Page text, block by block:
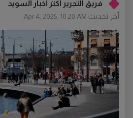
فريق التجرير أكتر أخبار السويد
أخر تحديث Apr 4, 2025, 10:20 AM